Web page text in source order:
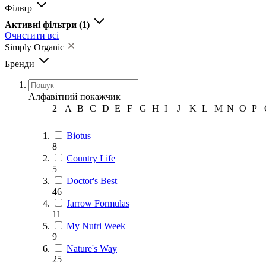
Фільтр
Активні фільтри (1)
Очистити всі
Simply Organic
Бренди
Алфавітний покажчик
2
A B C D E F G H I J K L M N O P
Biotus
8
Country Life
5
Doctor's Best
46
Jarrow Formulas
11
My Nutri Week
9
Nature's Way
25